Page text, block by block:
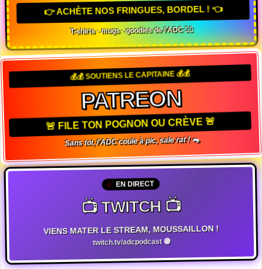
👉 ACHÈTE NOS FRINGUES, BORDEL ! 👈
T-shirts · mugs · goodies de l'ADC 🏴‍☠️
💰💰 SOUTIENS LE CAPITAINE 💰💰
PATREON
🚨 FILE TON POGNON OU CRÈVE 🚨
Sans toi, l'ADC coule à pic, sale rat ! 🐀
EN DIRECT
📺 TWITCH 📺
VIENS MATER LE STREAM, MOUSSAILLON !
twitch.tv/adcpodcast 🟣